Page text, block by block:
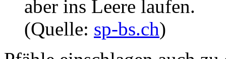
aber ins Leere laufen.
(Quelle: sp-bs.ch)